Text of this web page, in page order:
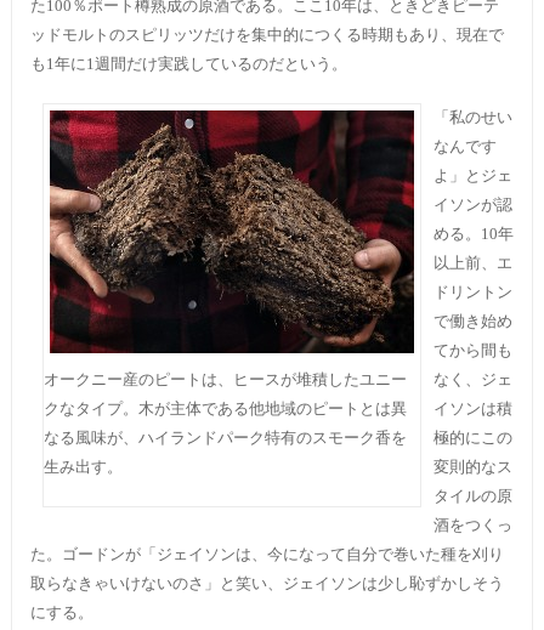
た100％ポート樽熟成の原酒である。ここ10年は、ときどきピーテ
ッドモルトのスピリッツだけを集中的につくる時期もあり、現在で
も1年に1週間だけ実践しているのだという。
オークニー産のピートは、ヒースが堆積したユニー
クなタイプ。木が主体である他地域のピートとは異
なる風味が、ハイランドパーク特有のスモーク香を
生み出す。
「私のせい
なんです
よ」とジェ
イソンが認
める。10年
以上前、エ
ドリントン
で働き始め
てから間も
なく、ジェ
イソンは積
極的にこの
変則的なス
タイルの原
酒をつくっ
た。ゴードンが「ジェイソンは、今になって自分で巻いた種を刈り
取らなきゃいけないのさ」と笑い、ジェイソンは少し恥ずかしそう
にする。